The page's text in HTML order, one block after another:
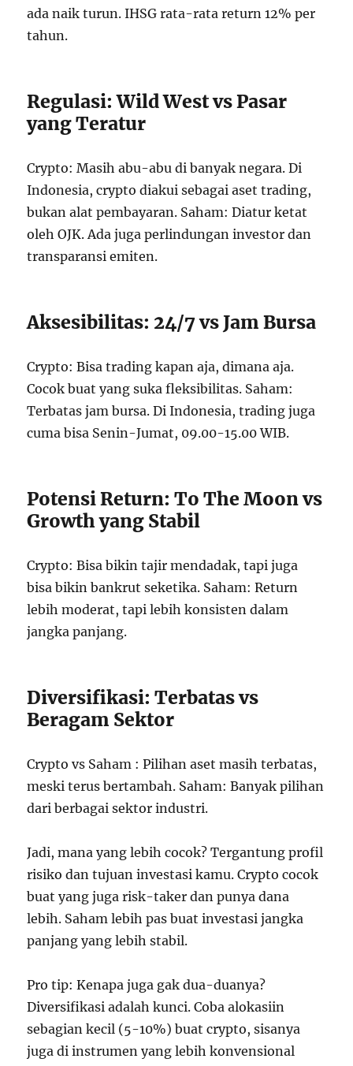
ada naik turun. IHSG rata-rata return 12% per
tahun.
Regulasi: Wild West vs Pasar
yang Teratur
Crypto: Masih abu-abu di banyak negara. Di
Indonesia, crypto diakui sebagai aset trading,
bukan alat pembayaran. Saham: Diatur ketat
oleh OJK. Ada juga perlindungan investor dan
transparansi emiten.
Aksesibilitas: 24/7 vs Jam Bursa
Crypto: Bisa trading kapan aja, dimana aja.
Cocok buat yang suka fleksibilitas. Saham:
Terbatas jam bursa. Di Indonesia, trading juga
cuma bisa Senin-Jumat, 09.00-15.00 WIB.
Potensi Return: To The Moon vs
Growth yang Stabil
Crypto: Bisa bikin tajir mendadak, tapi juga
bisa bikin bankrut seketika. Saham: Return
lebih moderat, tapi lebih konsisten dalam
jangka panjang.
Diversifikasi: Terbatas vs
Beragam Sektor
Crypto vs Saham : Pilihan aset masih terbatas,
meski terus bertambah. Saham: Banyak pilihan
dari berbagai sektor industri.
Jadi, mana yang lebih cocok? Tergantung profil
risiko dan tujuan investasi kamu. Crypto cocok
buat yang juga risk-taker dan punya dana
lebih. Saham lebih pas buat investasi jangka
panjang yang lebih stabil.
Pro tip: Kenapa juga gak dua-duanya?
Diversifikasi adalah kunci. Coba alokasiin
sebagian kecil (5-10%) buat crypto, sisanya
juga di instrumen yang lebih konvensional